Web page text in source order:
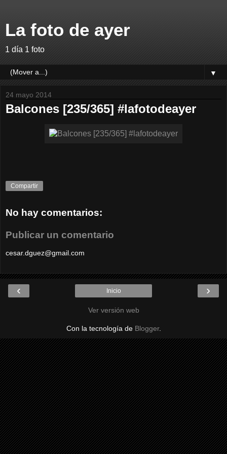
La foto de ayer
1 día 1 foto
▼
24 mayo 2014
Balcones [235/365] #lafotodeayer
Compartir
No hay comentarios:
Publicar un comentario
cesar.dguez@gmail.com
‹ ›
Inicio
Ver versión web
Con la tecnología de Blogger.